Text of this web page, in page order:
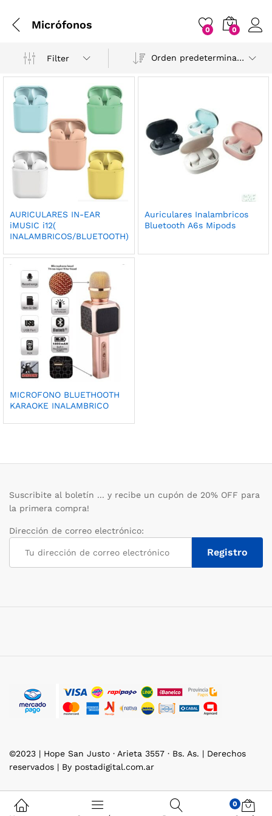
Micrófonos 0 0
Filter Orden predeterminado
AURICULARES IN-EAR
iMUSIC i12(
INALAMBRICOS/BLUETOOTH)
Auriculares Inalambricos
Bluetooth A6s Mipods
MICROFONO BLUETHOOTH
KARAOKE INALAMBRICO
Suscribite al boletín ... y recibe un cupón de 20% OFF para
la primera compra!
Dirección de correo electrónico:
©2023 | Hope San Justo · Arieta 3557 · Bs. As. | Derechos
reservados | By postadigital.com.ar
0